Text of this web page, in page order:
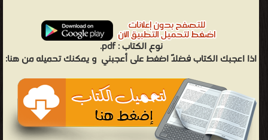
نوع الكتاب :pdf.
اذا اعجبك الكتاب فضلاً اضغط على أعجبني و يمكنك تحميله من هنا: